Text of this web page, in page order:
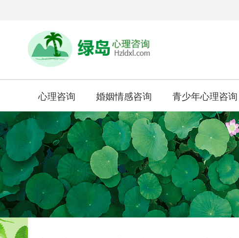
心理咨询 婚姻情感咨询 青少年心理咨询